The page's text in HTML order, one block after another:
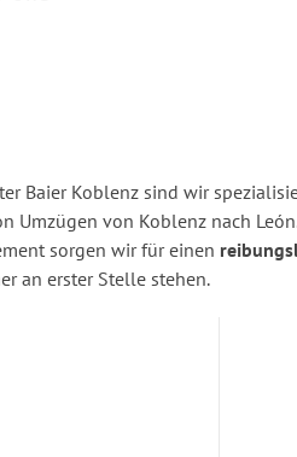
Baier Koblenz sind wir
Umzügen von Koblenz nach
sorgen wir für einen
an erster Stelle stehen.